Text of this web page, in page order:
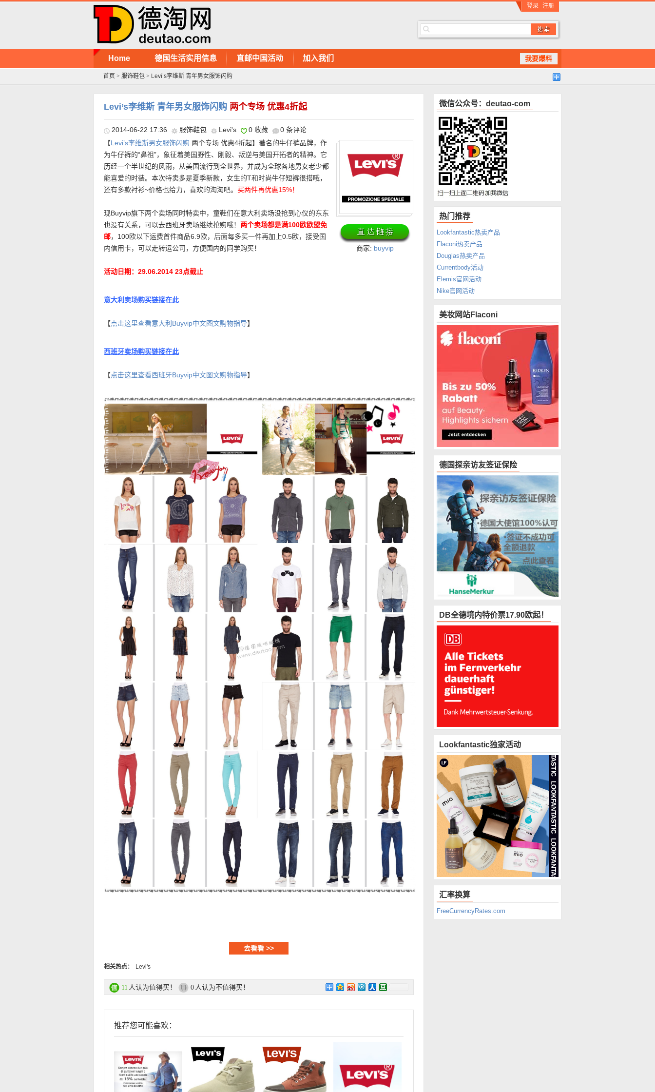
登录 注册
我要爆料
Home 德国生活实用信息 直邮中国活动 加入我们
首页 > 服饰鞋包 > Levi’s李维斯 青年男女服饰闪购
Levi’s李维斯 青年男女服饰闪购 两个专场 优惠4折起
2014-06-22 17:36 服饰鞋包 Levi's 0 收藏 0 条评论
商家: buyvip
【Levi’s李维斯男女服饰闪购 两个专场 优惠4折起】著名的牛仔裤品牌，作
为牛仔裤的“鼻祖”，象征着美国野性、刚毅、叛逆与美国开拓者的精神。它
历经一个半世纪的风雨，从美国流行到全世界，并成为全球各地男女老少都
能喜爱的时装。本次特卖多是夏季新款，女生的T和时尚牛仔短裤很搭哦，
还有多款衬衫~价格也给力，喜欢的淘淘吧。 买两件再优惠15%！
现Buyvip旗下两个卖场同时特卖中，童鞋们在意大利卖场没抢到心仪的东东
也没有关系，可以去西班牙卖场继续抢购哦！ 两个卖场都是满100欧欧盟免
邮，100欧以下运费首件商品6.9欧，后面每多买一件再加上0.5欧，接受国
内信用卡，可以走转运公司，方便国内的同学购买！
活动日期：29.06.2014 23点截止
意大利卖场购买链接在此
【点击这里查看意大利Buyvip中文图文购物指导】
西班牙卖场购买链接在此
【点击这里查看西班牙Buyvip中文图文购物指导】
去看看 >>
相关热点： Levi's
11 人认为值得买！ 0 人认为不值得买！
推荐您可能喜欢：
微信公众号：deutao-com
热门推荐
Lookfantastic热卖产品
Flaconi热卖产品
Douglas热卖产品
Currentbody活动
Elemis官网活动
Nike官网活动
美妆网站Flaconi
德国探亲访友签证保险
DB全德境内特价票17.90欧起！
Lookfantastic独家活动
汇率换算
FreeCurrencyRates.com